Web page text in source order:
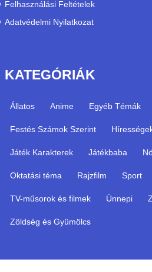
Felhasználási Feltételek
Adatvédelmi Nyilatkozat
KATEGÓRIÁK
Állatos Anime Egyéb Témák
Festés Számok Szerint
Játék Karakterek Játékbaba
Oktatási téma Rajzfilm Sport
TV-műsorok és filmek Ünnepi
Zöldség és Gyümölcs